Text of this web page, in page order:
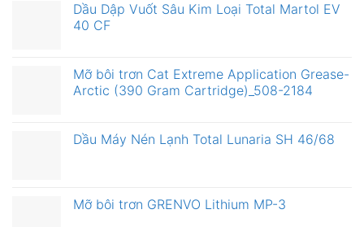
Dầu Dập Vuốt Sâu Kim Loại Total Martol EV
40 CF
Mỡ bôi trơn Cat Extreme Application Grease-
Arctic (390 Gram Cartridge)_508-2184
Dầu Máy Nén Lạnh Total Lunaria SH 46/68
Mỡ bôi trơn GRENVO Lithium MP-3